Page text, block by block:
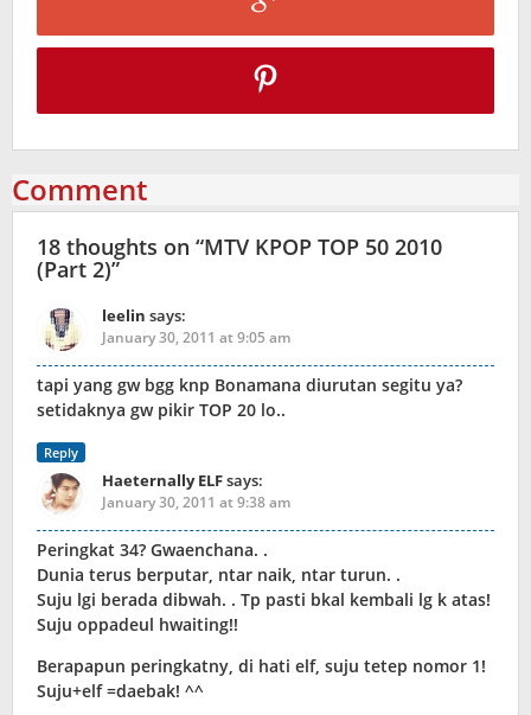
Comment
18 thoughts on “MTV KPOP TOP 50 2010
(Part 2)”
leelin says:
January 30, 2011 at 9:05 am
tapi yang gw bgg knp Bonamana diurutan segitu ya?
setidaknya gw pikir TOP 20 lo..
Reply
Haeternally ELFsays:
January 30, 2011 at 9:38 am
Peringkat 34? Gwaenchana. .
Dunia terus berputar, ntar naik, ntar turun. .
Suju lgi berada dibwah. . Tp pasti bkal kembali lg k atas!
Suju oppadeul hwaiting!!
Berapapun peringkatny, di hati elf, suju tetep nomor 1!
Suju+elf =daebak! ^^